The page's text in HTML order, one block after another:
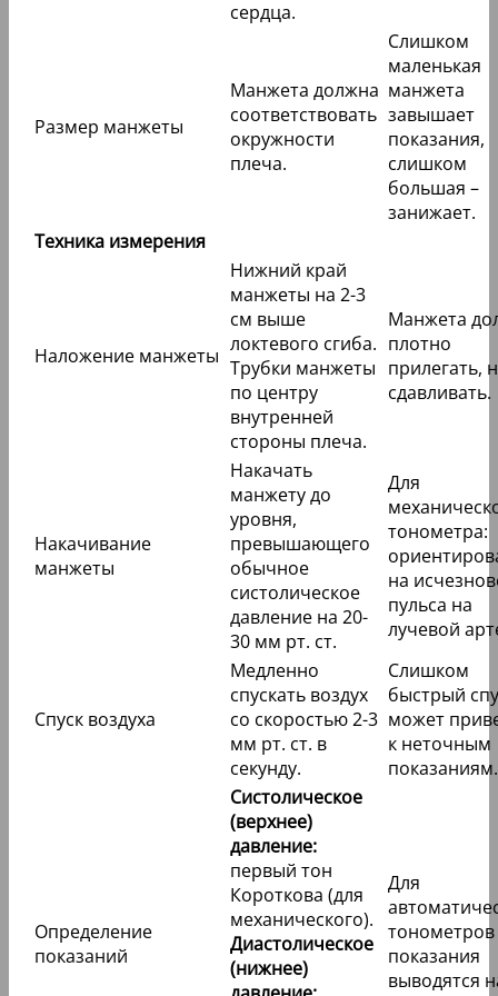
сердца.
Размер манжеты
Манжета должна
соответствовать
окружности
плеча.
Слишком
маленькая
манжета
завышает
показания,
слишком
большая –
занижает.
Техника измерения
Наложение манжеты
Нижний край
манжеты на 2-3
см выше
локтевого сгиба.
Трубки манжеты
по центру
внутренней
стороны плеча.
Манжета
плотно
прилегать,
сдавливать.
Накачивание
манжеты
Накачать
манжету до
уровня,
превышающего
обычное
систолическое
давление на 20-
30 мм рт. ст.
Для
тонометра:
на
пульса на
лучевой
Спуск воздуха
Медленно
спускать воздух
со скоростью 2-3
мм рт. ст. в
секунду.
Слишком
быстрый
может
к неточным
показаниям.
Определение
показаний
Систолическое
(верхнее)
давление:
первый тон
Короткова (для
механического).
Диастолическое
(нижнее)
Для
тонометров
показания
выводятся